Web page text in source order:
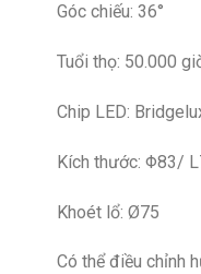
Góc chiếu: 36°
Tuổi thọ: 50.000
Chip LED:
Kích thước: Φ83/
Khoét lổ: Ø75
Có thể điều chỉnh